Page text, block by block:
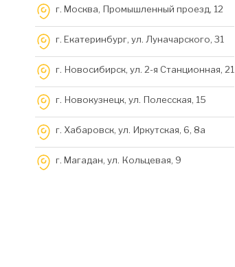
г. Москва, Промышленный проезд, 12
г. Екатеринбург, ул. Луначарского, 31
г. Новосибирск, ул. 2-я Станционная, 21
г. Новокузнецк, ул. Полесская, 15
г. Хабаровск, ул. Иркутская, 6, 8a
г. Магадан, ул. Кольцевая, 9